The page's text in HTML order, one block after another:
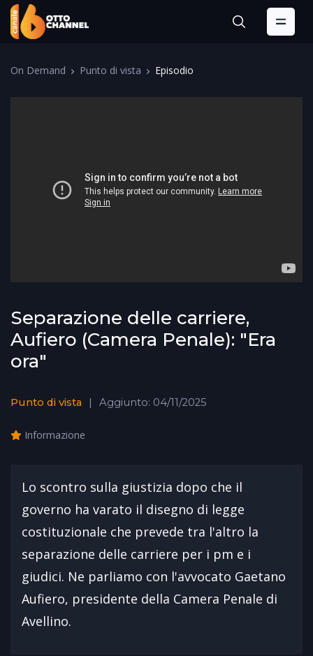
On Demand Punto di vista Episodio
Separazione delle carriere,
Aufiero (Camera Penale): "Era
ora"
Punto di vista Aggiunto: 04/11/2025
Informazione
Lo scontro sulla giustizia dopo che il
governo ha varato il disegno di legge
costituzionale che prevede tra l'altro la
separazione delle carriere per i pm e i
giudici. Ne parliamo con l'avvocato Gaetano
Aufiero, presidente della Camera Penale di
Avellino.